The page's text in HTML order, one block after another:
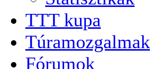
TTT kupa
Túramozgalmak
Fórumok